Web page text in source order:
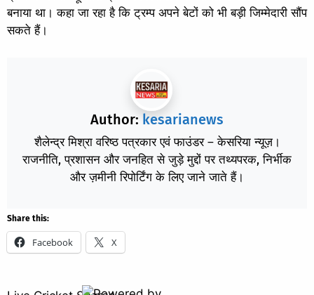
बनाया था। कहा जा रहा है कि ट्रम्प अपने बेटों को भी बड़ी जिम्मेदारी सौंप
सकते हैं।
Author: kesarianews
शैलेन्द्र मिश्रा वरिष्ठ पत्रकार एवं फाउंडर – केसरिया न्यूज़।
राजनीति, प्रशासन और जनहित से जुड़े मुद्दों पर तथ्यपरक, निर्भीक
और ज़मीनी रिपोर्टिंग के लिए जाने जाते हैं।
Share this:
Facebook X